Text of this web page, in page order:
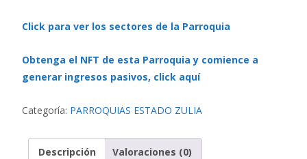
Click para ver los sectores de la Parroquia
Obtenga el NFT de esta Parroquia y comience a
generar ingresos pasivos, click aquí
Categoría: PARROQUIAS ESTADO ZULIA
Descripción Valoraciones (0)